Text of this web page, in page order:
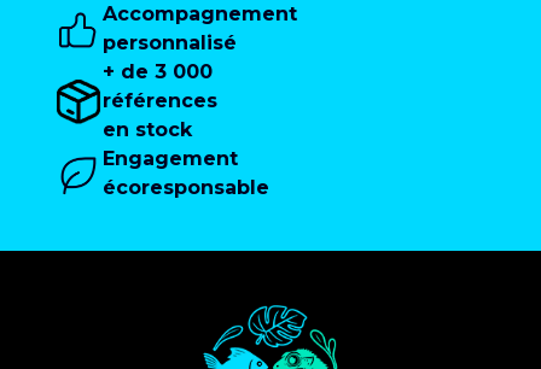
Accompagnement
personnalisé
+ de 3 000
références
en stock
Engagement
écoresponsable